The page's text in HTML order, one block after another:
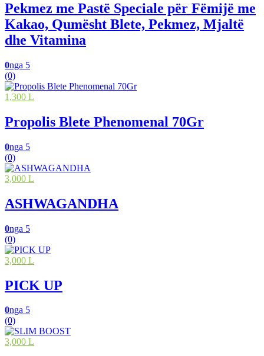
Pekmez me Pastë Speciale për Fëmijë me
Kakao, Qumësht Blete, Pekmez, Mjaltë
dhe Vitamina
0nga 5
(0)
1,300 L
Propolis Blete Phenomenal 70Gr
0nga 5
(0)
3,000 L
ASHWAGANDHA
0nga 5
(0)
3,000 L
PICK UP
0nga 5
(0)
3,000 L